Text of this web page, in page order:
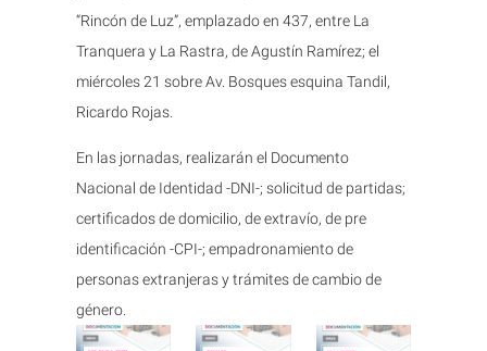
“Rincón de Luz”, emplazado en 437, entre La
Tranquera y La Rastra, de Agustín Ramírez; el
miércoles 21 sobre Av. Bosques esquina Tandil,
Ricardo Rojas.
En las jornadas, realizarán el Documento
Nacional de Identidad -DNI-; solicitud de partidas;
certificados de domicilio, de extravío, de pre
identificación -CPI-; empadronamiento de
personas extranjeras y trámites de cambio de
género.